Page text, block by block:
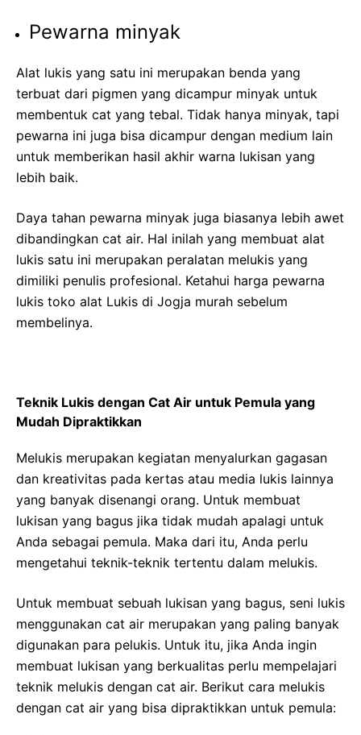
Pewarna minyak
Alat lukis yang satu ini merupakan benda yang
terbuat dari pigmen yang dicampur minyak untuk
membentuk cat yang tebal. Tidak hanya minyak, tapi
pewarna ini juga bisa dicampur dengan medium lain
untuk memberikan hasil akhir warna lukisan yang
lebih baik.
Daya tahan pewarna minyak juga biasanya lebih awet
dibandingkan cat air. Hal inilah yang membuat alat
lukis satu ini merupakan peralatan melukis yang
dimiliki penulis profesional. Ketahui harga pewarna
lukis toko alat Lukis di Jogja murah sebelum
membelinya.
Teknik Lukis dengan Cat Air untuk Pemula yang
Mudah Dipraktikkan
Melukis merupakan kegiatan menyalurkan gagasan
dan kreativitas pada kertas atau media lukis lainnya
yang banyak disenangi orang. Untuk membuat
lukisan yang bagus jika tidak mudah apalagi untuk
Anda sebagai pemula. Maka dari itu, Anda perlu
mengetahui teknik-teknik tertentu dalam melukis.
Untuk membuat sebuah lukisan yang bagus, seni lukis
menggunakan cat air merupakan yang paling banyak
digunakan para pelukis. Untuk itu, jika Anda ingin
membuat lukisan yang berkualitas perlu mempelajari
teknik melukis dengan cat air. Berikut cara melukis
dengan cat air yang bisa dipraktikkan untuk pemula: